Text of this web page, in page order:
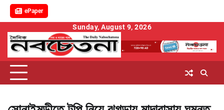
ePaper
content
Sunday, August 9, 2026